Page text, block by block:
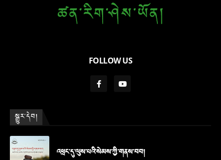
FOLLOW US
སྒྱུར་དེབ།
འཕྲང་དུ་ལུས་པའི་སེམས་ཀྱི་གནས་བབ།